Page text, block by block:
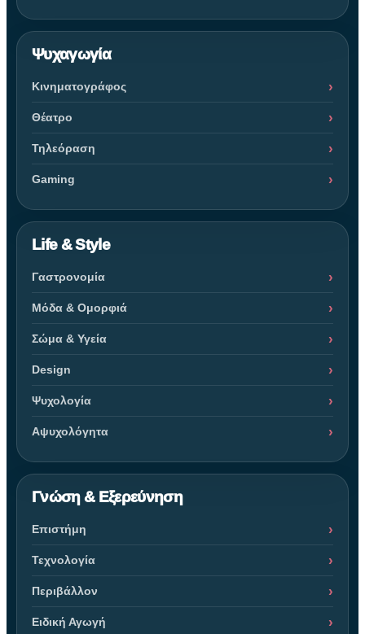
Ψυχαγωγία
Κινηματογράφος
Θέατρο
Τηλεόραση
Gaming
Life & Style
Γαστρονομία
Μόδα & Ομορφιά
Σώμα & Υγεία
Design
Ψυχολογία
Αψυχολόγητα
Γνώση & Εξερεύνηση
Επιστήμη
Τεχνολογία
Περιβάλλον
Ειδική Αγωγή